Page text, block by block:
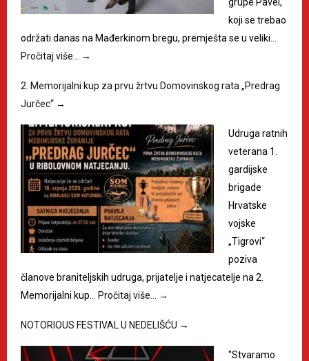
koji se trebao
održati danas na Mađerkinom bregu, premješta se u veliki…
Pročitaj više…
→
2. Memorijalni kup za prvu žrtvu Domovinskog rata „Predrag
Jurčec“ →
Udruga ratnih
veterana 1.
gardijske
brigade
Hrvatske
vojske
„Tigrovi“
poziva
članove braniteljskih udruga, prijatelje i natjecatelje na 2.
Memorijalni kup…
Pročitaj više… →
NOTORIOUS FESTIVAL U NEDELIŠĆU →
"Stvaramo